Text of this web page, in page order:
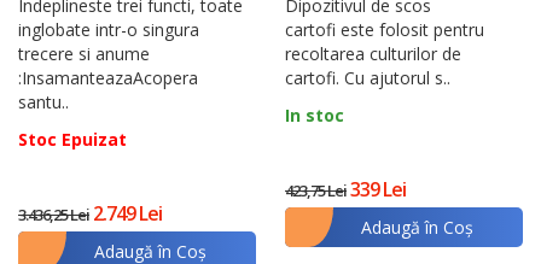
Indeplineste trei functi, toate
inglobate intr-o singura
trecere si anume
:InsamanteazaAcopera
santu..
Stoc Epuizat
3.436,25 Lei 2.749 Lei
Adaugă în Coş
Dipozitivul de scos
cartofi este folosit pentru
recoltarea culturilor de
cartofi. Cu ajutorul s..
In stoc
423,75 Lei339 Lei
Adaugă în Coş